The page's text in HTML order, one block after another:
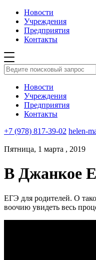
Новости
Учреждения
Предприятия
Контакты
Новости
Учреждения
Предприятия
Контакты
+7 (978) 817-39-02 helen-
Пятница, 1 марта , 2019
В Джанкое
ЕГЭ для родителей. О
воочию увидеть весь